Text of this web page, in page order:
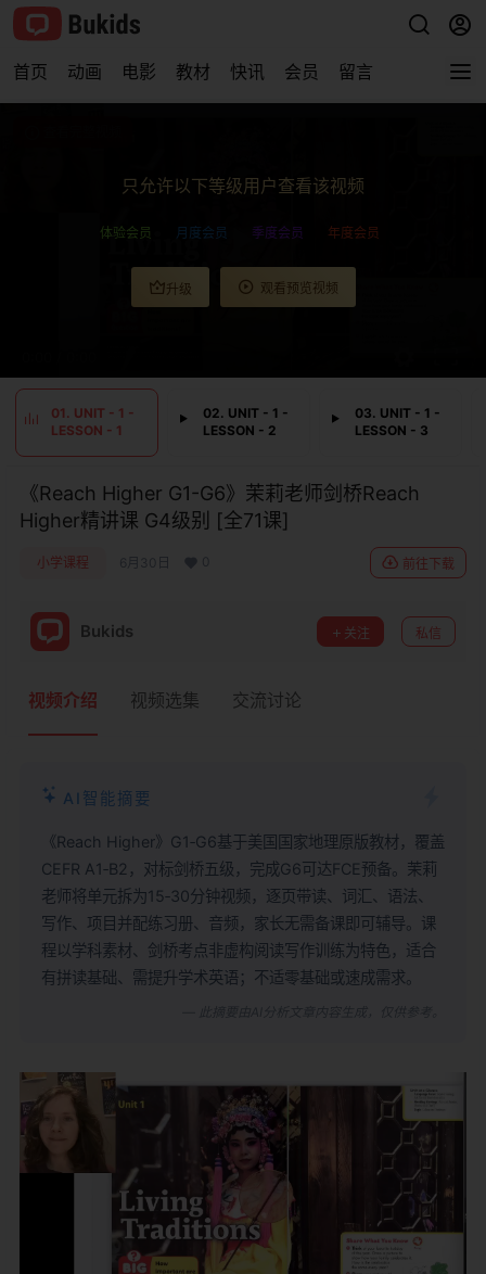
首页 动画 电影 教材 快讯 会员 留言
只允许以下等级用户查看该视频
体验会员 月度会员 季度会员 年度会员
升级 观看预览视频
01. UNIT - 1 -
LESSON - 1
02. UNIT - 1 -
LESSON - 2
03. UNIT - 1 -
LESSON - 3
《Reach Higher G1-G6》茉莉老师剑桥Reach
Higher精讲课 G4级别 [全71课]
小学课程 6月30日 前往下载
Bukids 关注 私信
视频介绍 视频选集 交流讨论
AI智能摘要
《Reach Higher》G1‑G6基于美国国家地理原版教材，覆盖
CEFR A1‑B2，对标剑桥五级，完成G6可达FCE预备。茉莉
老师将单元拆为15‑30分钟视频，逐页带读、词汇、语法、
写作、项目并配练习册、音频，家长无需备课即可辅导。课
程以学科素材、剑桥考点非虚构阅读写作训练为特色，适合
有拼读基础、需提升学术英语；不适零基础或速成需求。